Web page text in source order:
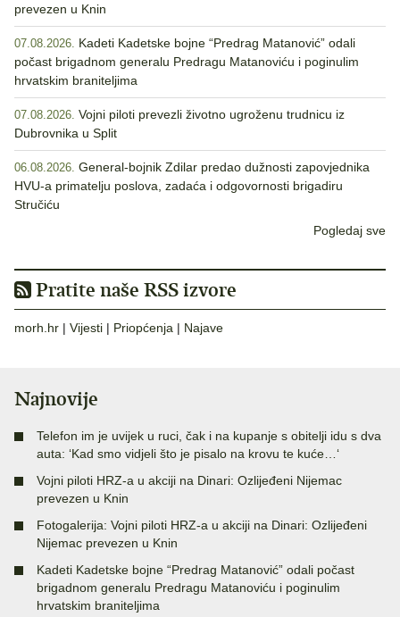
prevezen u Knin
07.08.2026.
Kadeti Kadetske bojne “Predrag Matanović” odali
počast brigadnom generalu Predragu Matanoviću i poginulim
hrvatskim braniteljima
07.08.2026. Vojni piloti prevezli životno ugroženu trudnicu iz
Dubrovnika u Split
06.08.2026. General-bojnik Zdilar predao dužnosti zapovjednika
HVU-a primatelju poslova, zadaća i odgovornosti brigadiru
Stručiću
Pogledaj sve
Pratite naše RSS izvore
morh.hr | Vijesti | Priopćenja | Najave
Najnovije
Telefon im je uvijek u ruci, čak i na kupanje s obitelji idu s dva
auta: ‘Kad smo vidjeli što je pisalo na krovu te kuće…‘
Vojni piloti HRZ-a u akciji na Dinari: Ozlijeđeni Nijemac
prevezen u Knin
Fotogalerija: Vojni piloti HRZ-a u akciji na Dinari: Ozlijeđeni
Nijemac prevezen u Knin
Kadeti Kadetske bojne “Predrag Matanović” odali počast
brigadnom generalu Predragu Matanoviću i poginulim
hrvatskim braniteljima